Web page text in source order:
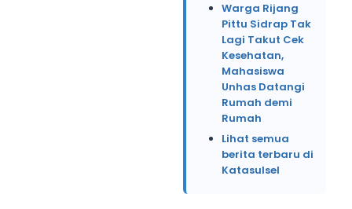
Warga Rijang
Pittu Sidrap Tak
Lagi Takut Cek
Kesehatan,
Mahasiswa
Unhas Datangi
Rumah demi
Rumah
Lihat semua
berita terbaru di
Katasulsel